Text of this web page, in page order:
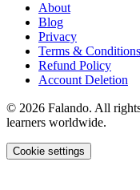
About
Blog
Privacy
Terms & Conditions
Refund Policy
Account Deletion
© 2026 Falando. All
learners worldwide.
Cookie settings